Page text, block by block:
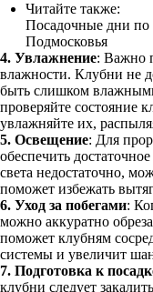
Читайте также:
Посадочные дни по
Подмосковья
4. Увлажнение: Важно
влажности. Клубни не
быть слишком
проверяйте состояние
увлажняйте их,
5. Освещение: Для
обеспечить
света недостаточно,
поможет избежать
6. Уход за побегами:
можно аккуратно
поможет клубням
системы и увеличит
7. Подготовка к
клубни следует